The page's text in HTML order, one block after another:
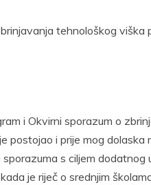
tehnološkog
i Okvirni sporazum o
postojao i prije mog
s ciljem
je riječ o srednjim